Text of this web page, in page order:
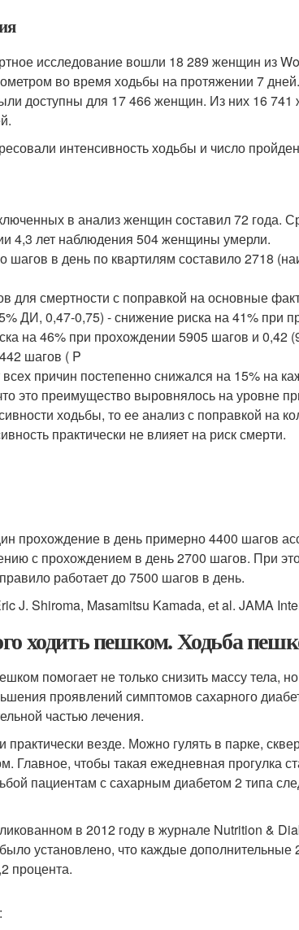
исследование вошли 18 289 женщин из
во время ходьбы на протяжении 7
доступны для 17 466 женщин. Из них 16
интенсивность ходьбы и число
в анализ женщин составил 72 года.
4,3 лет наблюдения 504 женщины умерли.
шагов в день по квартилям составило 2718
для смертности с поправкой на основные
ДИ, 0,47-0,75) - снижение риска на 41% при
на 46% при прохождении 5905 шагов и 0,42
шагов ( P
всех причин постепенно снижался на 15% на
это преимущество выровнялось на уровне
ходьбы, то ее анализ с поправкой на
практически не влияет на риск смерти.
прохождение в день примерно 4400 шагов
с прохождением в день 2700 шагов. При
работает до 7500 шагов в день.
J. Shiroma, Masamitsu Kamada, et al. JAMA
ходить пешком. Ходьба
помогает не только снизить массу тела,
проявлений симптомов сахарного
частью лечения.
практически везде. Можно гулять в парке,
Главное, чтобы такая ежедневная прогулка
пациентам с сахарным диабетом 2 типа
в 2012 году в журнале Nutrition &
установлено, что каждые
процента.